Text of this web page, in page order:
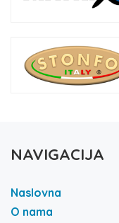
NAVIGACIJA
Naslovna
O nama